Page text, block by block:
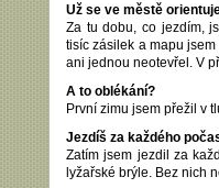
Už se ve městě
Za tu dobu, co jezdím,
tisíc zásilek a mapu
ani jednou neotevřel. V
A to oblékání?
První zimu jsem přežil v
Jezdíš za každého
Zatím jsem jezdil za
lyžařské brýle. Bez nich